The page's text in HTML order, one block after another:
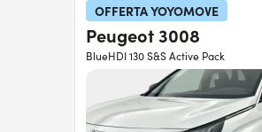
OFFERTA YOYOMOVE
Peugeot 3008
BlueHDI 130 S&S Active Pack